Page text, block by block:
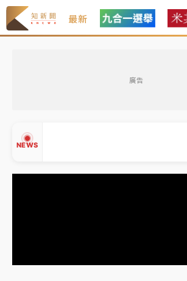
最新
廣告
NEWS
最好玩的父親節！「爸氣集合」出發
福孩童齊暢玩
強風長浪襲馬祖！「白海豚」逼近劃
損最多